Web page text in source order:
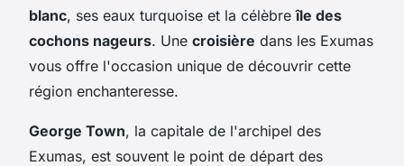
blanc, ses eaux turquoise et la célèbreîle des
cochons nageurs. Une croisière dans les Exumas
vous offre l'occasion unique de découvrir cette
région enchanteresse.
George Town, la capitale de l'archipel des
Exumas, est souvent le point de départ des